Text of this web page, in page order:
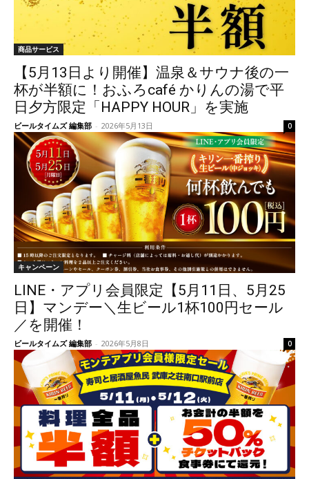
商品サービス
【5月13日より開催】温泉＆サウナ後の一
杯が半額に！おふろcafé かりんの湯で平
日夕方限定「HAPPY HOUR」を実施
ビールタイムズ 編集部 - 2026年5月13日 0
キャンペーン
LINE・アプリ会員限定【5月11日、5月25
日】マンデー＼生ビール1杯100円セール
／を開催！
ビールタイムズ 編集部 - 2026年5月8日 0